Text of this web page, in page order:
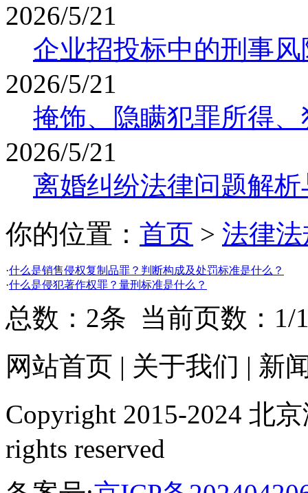
2026/5/21
企业招投标中的刑事
2026/5/21
掩饰、隐瞒犯罪所得
2026/5/21
离婚纠纷法律问题解
你的位置： 首页 > 法律
·什么是销售侵权复制品罪？判断构成及处罚标准是什么？
·什么是侵犯著作权罪？量刑标准是什么？
总数：2条 当前页数： 1/
网站首页 | 关于我们 | 新
Copyright 2015-2024 北
rights reserved